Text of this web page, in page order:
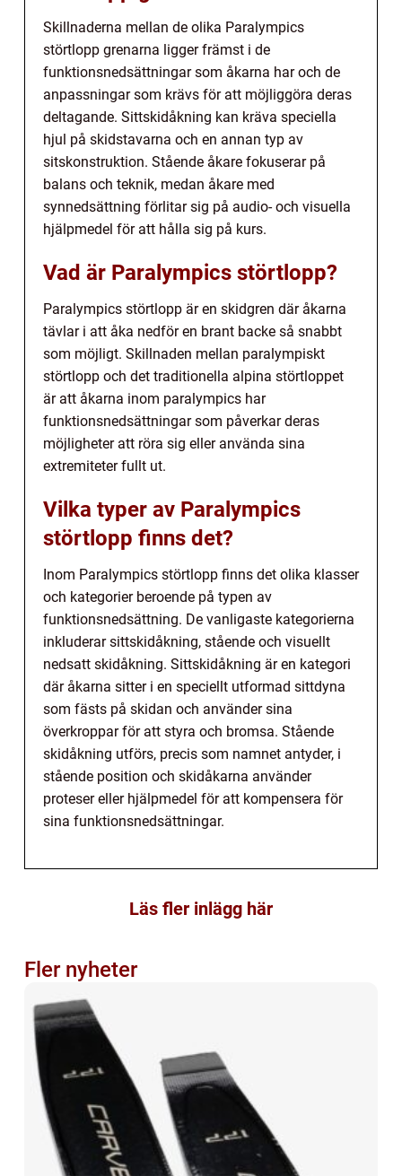
Skillnaderna mellan de olika Paralympics
störtlopp grenarna ligger främst i de
funktionsnedsättningar som åkarna har och de
anpassningar som krävs för att möjliggöra deras
deltagande. Sittskidåkning kan kräva speciella
hjul på skidstavarna och en annan typ av
sitskonstruktion. Stående åkare fokuserar på
balans och teknik, medan åkare med
synnedsättning förlitar sig på audio- och visuella
hjälpmedel för att hålla sig på kurs.
Vad är Paralympics störtlopp?
Paralympics störtlopp är en skidgren där åkarna
tävlar i att åka nedför en brant backe så snabbt
som möjligt. Skillnaden mellan paralympiskt
störtlopp och det traditionella alpina störtloppet
är att åkarna inom paralympics har
funktionsnedsättningar som påverkar deras
möjligheter att röra sig eller använda sina
extremiteter fullt ut.
Vilka typer av Paralympics
störtlopp finns det?
Inom Paralympics störtlopp finns det olika klasser
och kategorier beroende på typen av
funktionsnedsättning. De vanligaste kategorierna
inkluderar sittskidåkning, stående och visuellt
nedsatt skidåkning. Sittskidåkning är en kategori
där åkarna sitter i en speciellt utformad sittdyna
som fästs på skidan och använder sina
överkroppar för att styra och bromsa. Stående
skidåkning utförs, precis som namnet antyder, i
stående position och skidåkarna använder
proteser eller hjälpmedel för att kompensera för
sina funktionsnedsättningar.
Läs fler inlägg här
Fler nyheter